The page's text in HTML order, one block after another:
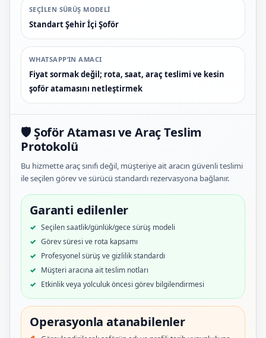
SEÇILEN SÜRÜŞ MODELI
Standart Şehir İçi Şoför
WHATSAPP’IN AMACI
Fiyat sormak değil; rota, saat, araç teslimi ve kesin
şoför atamasını netleştirmek
🛡️ Şoför Ataması ve Araç Teslim
Protokolü
Bu hizmette araç sınıfı değil, müşteriye ait aracın güvenli teslimi
ile seçilen görev ve sürücü standardı rezervasyona bağlanır.
Garanti edilenler
Seçilen saatlik/günlük/gece sürüş modeli
Görev süresi ve rota kapsamı
Profesyonel sürüş ve gizlilik standardı
Müşteri aracına ait teslim notları
Etkinlik veya yolculuk öncesi görev bilgilendirmesi
Operasyonla atanabilenler